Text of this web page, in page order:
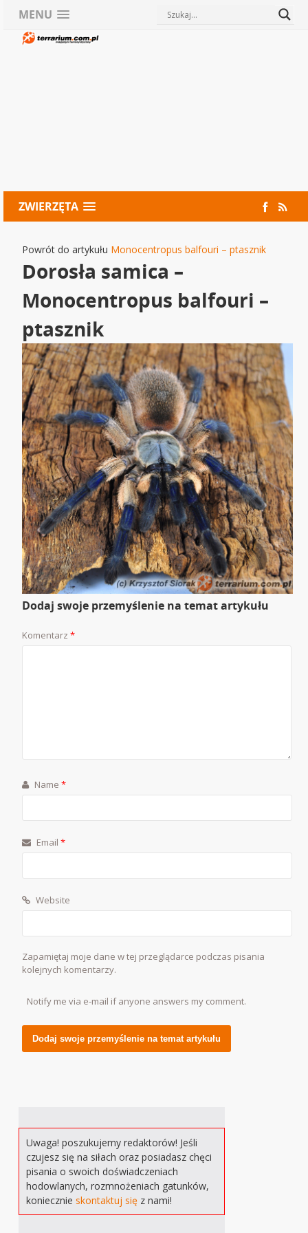
MENU
ZWIERZĘTA
Powrót do artykułu Monocentropus balfouri – ptasznik
Dorosła samica –
Monocentropus balfouri –
ptasznik
Dodaj swoje przemyślenie na temat artykułu
Komentarz*
Name*
Email*
Website
Zapamiętaj moje dane w tej przeglądarce podczas pisania
kolejnych komentarzy.
Notify me via e-mail if anyone answers my comment.
Uwaga! poszukujemy redaktorów! Jeśli
czujesz się na siłach oraz posiadasz chęci
pisania o swoich doświadczeniach
hodowlanych, rozmnożeniach gatunków,
koniecznieskontaktuj się z nami!